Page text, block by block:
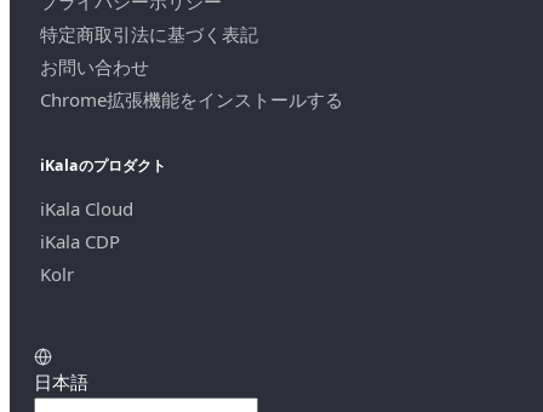
特定商取引法に基づく表記
お問い合わせ
Chrome拡張機能をインストールする
iKalaのプロダクト
iKala Cloud
iKala CDP
Kolr
日本語